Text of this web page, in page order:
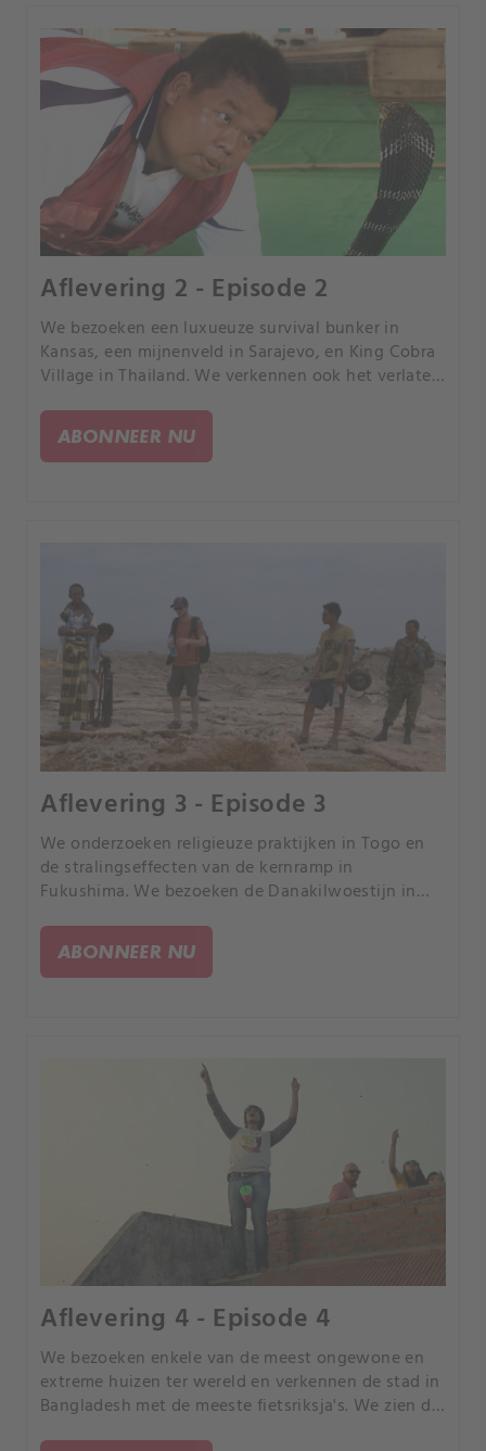
Aflevering 2 - Episode 2
We bezoeken een luxueuze survival bunker in
Kansas, een mijnenveld in Sarajevo, en King Cobra
Village in Thailand. We verkennen ook het verlaten
van de Verenigde Naties in New York.
ABONNEER NU
Aflevering 3 - Episode 3
We onderzoeken religieuze praktijken in Togo en
de stralingseffecten van de kernramp in
Fukushima. We bezoeken de Danakilwoestijn in
inwoner een geweer heeft en de olievelden in
Myanmar.
ABONNEER NU
Aflevering 4 - Episode 4
We bezoeken enkele van de meest ongewone en
extreme huizen ter wereld en verkennen de stad in
Bangladesh met de meeste fietsriksja's. We zien de